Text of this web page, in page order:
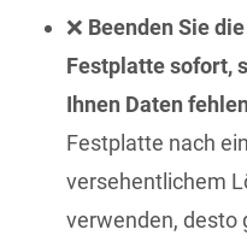
❌ Beenden Sie
Festplatte sofort,
Ihnen Daten
Festplatte nach
versehentlichem
verwenden, desto